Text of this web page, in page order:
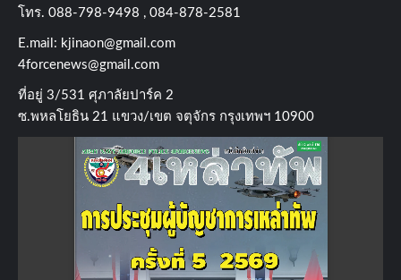
โทร​. 088-798-9498 , 084-878-2581
E.mail: kjinaon@gmail.com
4forcenews@gmail.com
ที่อยู่​ 3/531​ ศุภาลัยปาร์ค​ 2
ซ.พหลโยธิน​ 21​ แขวง/เขต​ จตุจักร​ กรุงเทพฯ 10900